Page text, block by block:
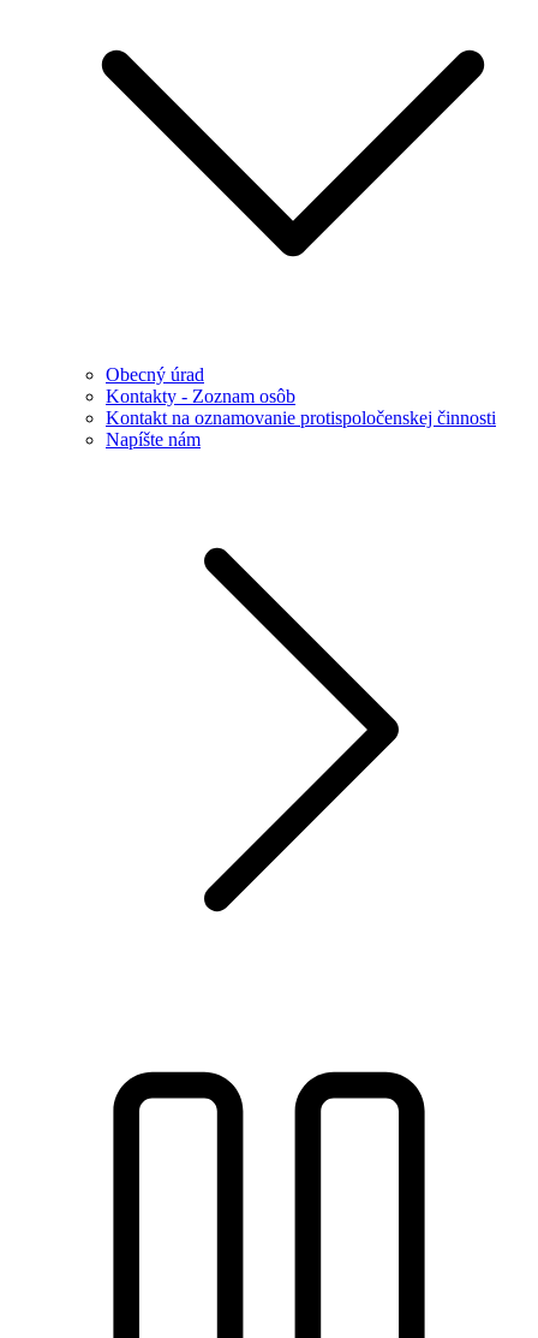
Obecný úrad
Kontakty - Zoznam osôb
Kontakt na oznamovanie protispoločenskej činnosti
Napíšte nám